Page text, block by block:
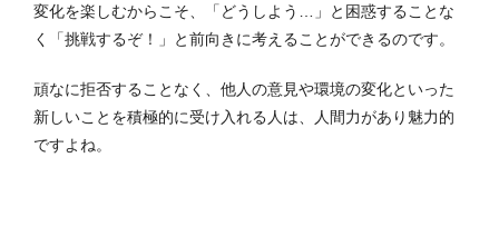
変化を楽しむからこそ、「どうしよう…」と困惑することな
く「挑戦するぞ！」と前向きに考えることができるのです。
頑なに拒否することなく、他人の意見や環境の変化といった
新しいことを積極的に受け入れる人は、人間力があり魅力的
ですよね。